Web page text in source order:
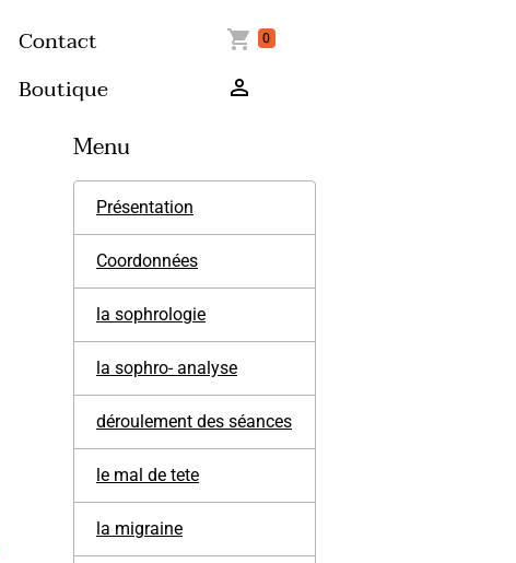
Contact
Boutique
0
Menu
Présentation
Coordonnées
la sophrologie
la sophro- analyse
déroulement des séances
le mal de tete
la migraine